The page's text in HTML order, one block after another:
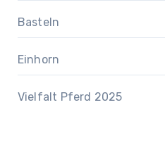
Basteln
Einhorn
Vielfalt Pferd 2025